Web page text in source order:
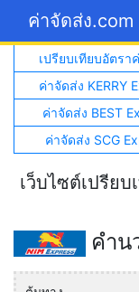
ค่าจัดส่ง.com
เปรียบเทียบอัตรา
ค่าจัดส่ง KERRY
ค่าจัดส่ง BEST
ค่าจัดส่ง SCG
เว็บไซต์เปรีย
คำน